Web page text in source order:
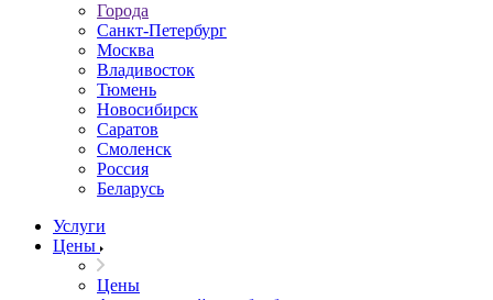
Города
Санкт-Петербург
Москва
Владивосток
Тюмень
Новосибирск
Саратов
Смоленск
Россия
Беларусь
Услуги
Цены
Цены